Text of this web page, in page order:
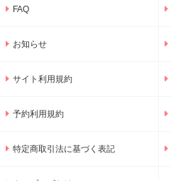
FAQ
お知らせ
サイト利用規約
予約利用規約
特定商取引法に基づく表記